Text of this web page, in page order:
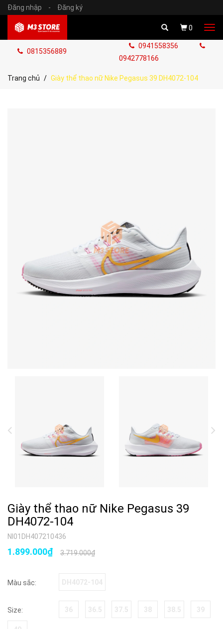
Đăng nhập - Đăng ký
0
0815356889
0941558356
0942778166
Trang chủ Giày thể thao nữ Nike Pegasus 39 DH4072-104
Giày thể thao nữ Nike Pegasus 39
DH4072-104
NI01DH407210436
3.719.000₫
1.899.000₫
Màu sắc:
Size: